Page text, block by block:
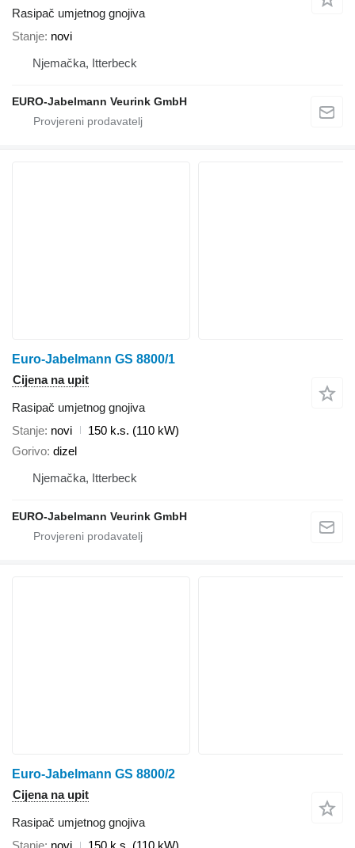
Rasipač umjetnog gnojiva
Stanje novi
Njemačka, Itterbeck
EURO-Jabelmann Veurink GmbH
Euro-Jabelmann GS 8800/1
Cijena na upit
Rasipač umjetnog gnojiva
Stanje novi
150 k.s. (110 kW)
Gorivo dizel
Njemačka, Itterbeck
EURO-Jabelmann Veurink GmbH
Euro-Jabelmann GS 8800/2
Cijena na upit
Rasipač umjetnog gnojiva